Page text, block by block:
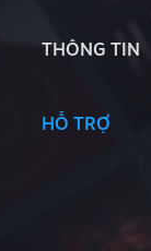
THÔNG TIN
HỖ TRỢ